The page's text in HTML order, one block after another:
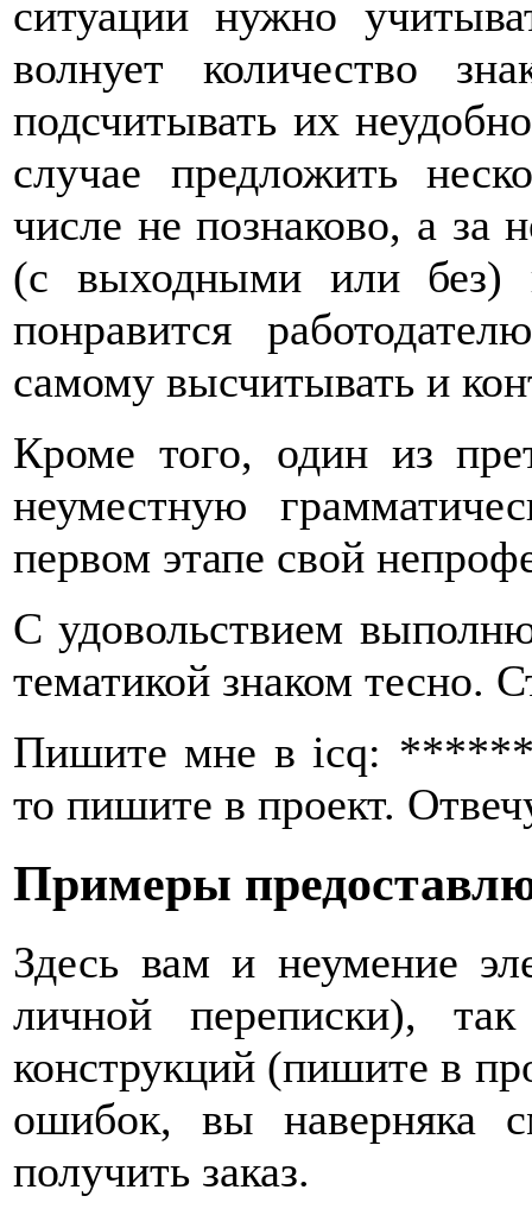
ситуации нужно
волнует количество
подсчитывать их
случае предложить
числе не познаково, а за
(с выходными или без)
понравится
самому высчитывать и
Кроме того, один из
неуместную
первом этапе свой
С удовольствием
тематикой знаком тесно.
Пишите мне в icq: ******
то пишите в проект.
Примеры
Здесь вам и неумение
личной переписки),
конструкций (пишите в
ошибок, вы наверняка
получить заказ.